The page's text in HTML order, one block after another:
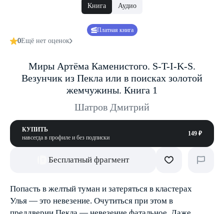
Книга Аудио
Платная книга
0Ещё нет оценок
Миры Артёма Каменистого. S-T-I-K-S.
Везунчик из Пекла или в поисках золотой
жемчужины. Книга 1
Шатров Дмитрий
КУПИТЬ
навсегда в профиле и без подписки
149 ₽
Бесплатный фрагмент
Попасть в желтый туман и затеряться в кластерах
Улья — это невезение. Очутиться при этом в